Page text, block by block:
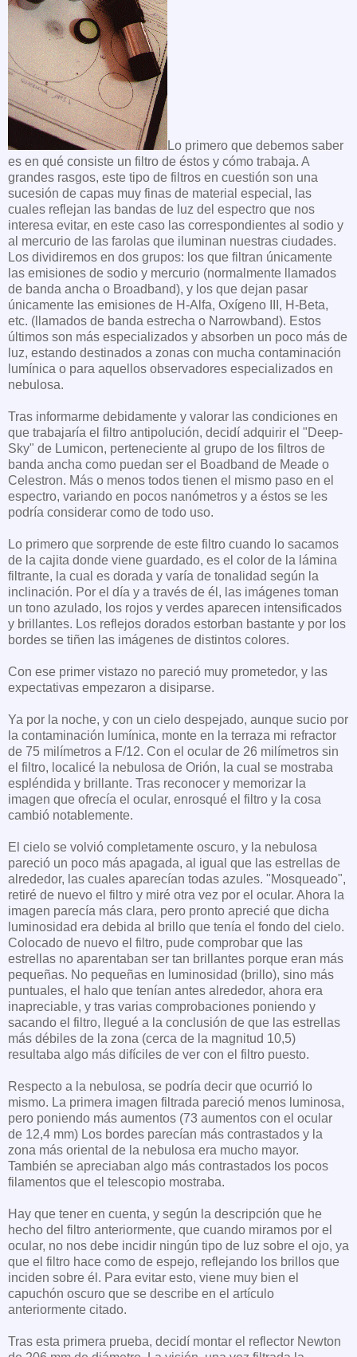
Lo primero que debemos saber
es en qué consiste un filtro de éstos y cómo trabaja. A
grandes rasgos, este tipo de filtros en cuestión son una
sucesión de capas muy finas de material especial, las
cuales reflejan las bandas de luz del espectro que nos
interesa evitar, en este caso las correspondientes al sodio y
al mercurio de las farolas que iluminan nuestras ciudades.
Los dividiremos en dos grupos: los que filtran únicamente
las emisiones de sodio y mercurio (normalmente llamados
de banda ancha o Broadband), y los que dejan pasar
únicamente las emisiones de H-Alfa, Oxígeno III, H-Beta,
etc. (llamados de banda estrecha o Narrowband). Estos
últimos son más especializados y absorben un poco más de
luz, estando destinados a zonas con mucha contaminación
lumínica o para aquellos observadores especializados en
nebulosa.
Tras informarme debidamente y valorar las condiciones en
que trabajaría el filtro antipolución, decidí adquirir el "Deep-
Sky" de Lumicon, perteneciente al grupo de los filtros de
banda ancha como puedan ser el Boadband de Meade o
Celestron. Más o menos todos tienen el mismo paso en el
espectro, variando en pocos nanómetros y a éstos se les
podría considerar como de todo uso.
Lo primero que sorprende de este filtro cuando lo sacamos
de la cajita donde viene guardado, es el color de la lámina
filtrante, la cual es dorada y varía de tonalidad según la
inclinación. Por el día y a través de él, las imágenes toman
un tono azulado, los rojos y verdes aparecen intensificados
y brillantes. Los reflejos dorados estorban bastante y por los
bordes se tiñen las imágenes de distintos colores.
Con ese primer vistazo no pareció muy prometedor, y las
expectativas empezaron a disiparse.
Ya por la noche, y con un cielo despejado, aunque sucio por
la contaminación lumínica, monte en la terraza mi refractor
de 75 milímetros a F/12. Con el ocular de 26 milímetros sin
el filtro, localicé la nebulosa de Orión, la cual se mostraba
espléndida y brillante. Tras reconocer y memorizar la
imagen que ofrecía el ocular, enrosqué el filtro y la cosa
cambió notablemente.
El cielo se volvió completamente oscuro, y la nebulosa
pareció un poco más apagada, al igual que las estrellas de
alrededor, las cuales aparecían todas azules. "Mosqueado",
retiré de nuevo el filtro y miré otra vez por el ocular. Ahora la
imagen parecía más clara, pero pronto aprecié que dicha
luminosidad era debida al brillo que tenía el fondo del cielo.
Colocado de nuevo el filtro, pude comprobar que las
estrellas no aparentaban ser tan brillantes porque eran más
pequeñas. No pequeñas en luminosidad (brillo), sino más
puntuales, el halo que tenían antes alrededor, ahora era
inapreciable, y tras varias comprobaciones poniendo y
sacando el filtro, llegué a la conclusión de que las estrellas
más débiles de la zona (cerca de la magnitud 10,5)
resultaba algo más difíciles de ver con el filtro puesto.
Respecto a la nebulosa, se podría decir que ocurrió lo
mismo. La primera imagen filtrada pareció menos luminosa,
pero poniendo más aumentos (73 aumentos con el ocular
de 12,4 mm) Los bordes parecían más contrastados y la
zona más oriental de la nebulosa era mucho mayor.
También se apreciaban algo más contrastados los pocos
filamentos que el telescopio mostraba.
Hay que tener en cuenta, y según la descripción que he
hecho del filtro anteriormente, que cuando miramos por el
ocular, no nos debe incidir ningún tipo de luz sobre el ojo, ya
que el filtro hace como de espejo, reflejando los brillos que
inciden sobre él. Para evitar esto, viene muy bien el
capuchón oscuro que se describe en el artículo
anteriormente citado.
Tras esta primera prueba, decidí montar el reflector Newton